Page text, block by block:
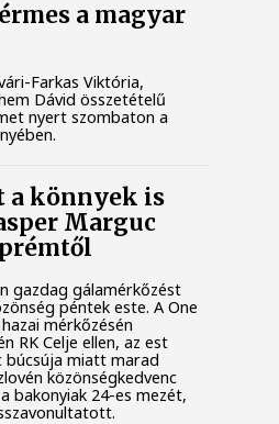
a magyar
Farkas Viktória,
Dávid összetételű
nyert szombaton a
a könnyek is
Marguc
gazdag gálamérkőzést
péntek este. A One
mérkőzésén
RK Celje ellen, az est
búcsúja miatt marad
közönségkedvenc
bakonyiak 24-es mezét,